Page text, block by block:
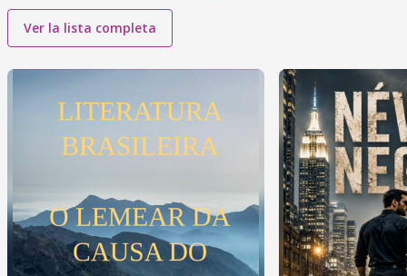
Ver la lista completa